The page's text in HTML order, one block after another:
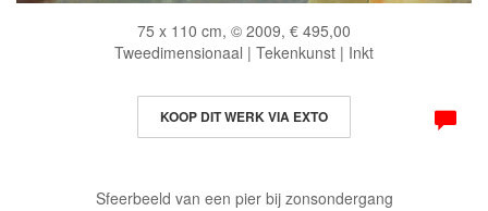
75 x 110 cm, © 2009, € 495,00
Tweedimensionaal | Tekenkunst | Inkt
KOOP DIT WERK VIA EXTO
Sfeerbeeld van een pier bij zonsondergang